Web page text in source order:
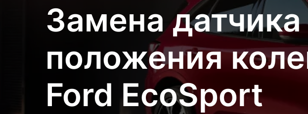
Замена датчика
положения
Ford EcoSport